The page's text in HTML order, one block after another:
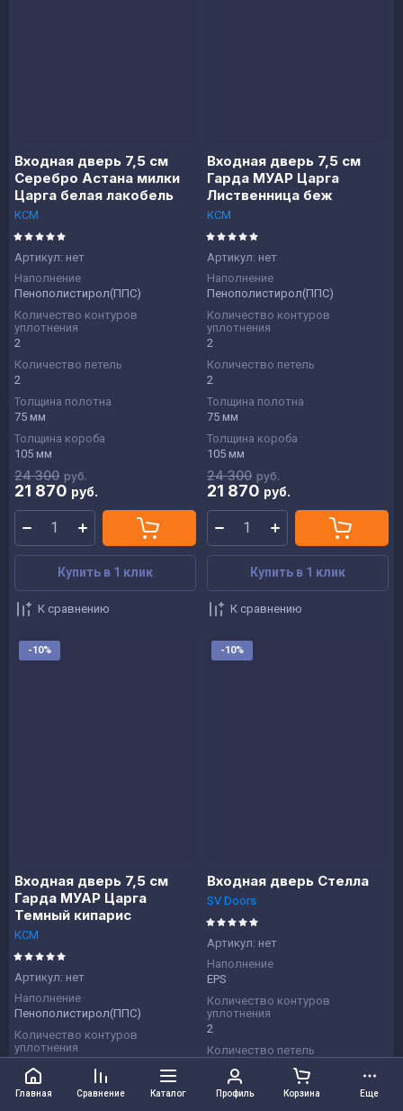
Входная дверь 7,5 см
Серебро Астана милки
Царга белая лакобель
КСМ
Артикул: нет
Наполнение
Пенополистирол(ППС)
Количество контуров
уплотнения
2
Количество петель
2
Толщина полотна
75 мм
Толщина короба
105 мм
24 300 руб.
21 870 руб.
Купить в 1 клик
К сравнению
Входная дверь 7,5 см
Гарда МУАР Царга
Лиственница беж
КСМ
Артикул: нет
Наполнение
Пенополистирол(ППС)
Количество контуров
уплотнения
2
Количество петель
2
Толщина полотна
75 мм
Толщина короба
105 мм
24 300 руб.
21 870 руб.
Купить в 1 клик
К сравнению
-10%
Входная дверь 7,5 см
Гарда МУАР Царга
Темный кипарис
КСМ
Артикул: нет
Наполнение
Пенополистирол(ППС)
Количество контуров
уплотнения
Количество петель
2
-10%
Входная дверь Стелла
SV Doors
Артикул: нет
Наполнение
EPS
Количество контуров
уплотнения
2
Количество петель
Толщина полотна
85 мм
Главная Сравнение Каталог Профиль Корзина Еще